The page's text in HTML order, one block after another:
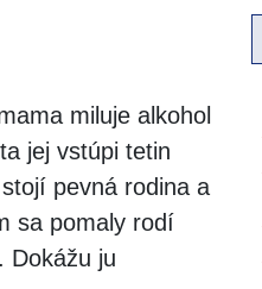
miluje alkohol
jej vstúpi tetin
pevná rodina a
sa pomaly rodí
Dokážu ju